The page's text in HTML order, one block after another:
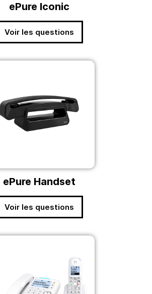
ePure Iconic
Voir les questions
ePure Handset
Voir les questions